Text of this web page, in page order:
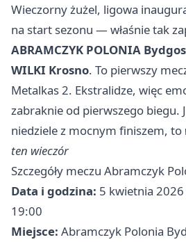
Wieczorny żużel, ligowa
na start sezonu — właśnie tak
ABRAMCZYK POLONIA
WILKI Krosno. To pierwszy
Metalkas 2. Ekstralidze, więc
zabraknie od pierwszego biegu.
niedziele z mocnym finiszem, to
ten wieczór
Szczegóły meczu Abramczyk
Data i godzina: 5 kwietnia
19:00
Miejsce: Abramczyk Polonia